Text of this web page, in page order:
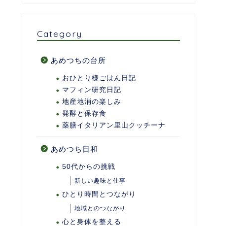
Category
あめつちの台所
おひとり様ごはん日記
マフィン研究日記
地産地消の楽しみ
発酵と保存食
薬膳イタリアン里山クッチーナ
あめつち日和
50代からの挑戦
新しい趣味と仕事
ひとり時間とつながり
地域とのつながり
心と身体を整える